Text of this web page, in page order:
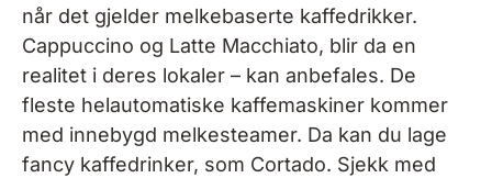
når det gjelder melkebaserte kaffedrikker.
Cappuccino og Latte Macchiato, blir da en
realitet i deres lokaler – kan anbefales. De
fleste helautomatiske kaffemaskiner kommer
med innebygd melkesteamer. Da kan du lage
fancy kaffedrinker, som Cortado. Sjekk med